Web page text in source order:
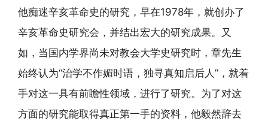
他痴迷辛亥革命史的研究，早在1978年，就创办了
辛亥革命史研究会，并结出宏大的研究成果。又
如，当国内学界尚未对教会大学史研究时，章先生
始终认为“治学不作媚时语，独寻真知启后人”，就着
手对这一具有前瞻性领域，进行了研究。为了对这
方面的研究能取得真正第一手的资料，他毅然辞去